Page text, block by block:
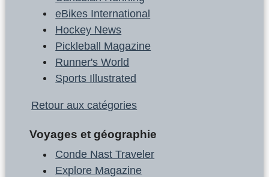
eBikes International
Hockey News
Pickleball Magazine
Runner's World
Sports Illustrated
Retour aux catégories
Voyages et géographie
Conde Nast Traveler
Explore Magazine